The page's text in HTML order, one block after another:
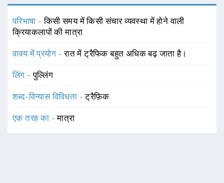
परिभाषा -किसी समय में किसी संचार व्यवस्था में होने वाली
क्रियाकलापों की मात्रा
वाक्य में प्रयोग -रात में ट्रैफिक बहुत अधिक बढ़ जाता है।
लिंग -पुल्लिंग
शब्द-विन्यास विविधता -ट्रैफ़िक
एक तरह का -मात्रा